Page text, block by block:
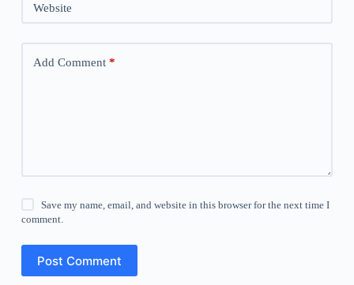
Website
Add Comment*
Save my name, email, and website in this browser for the next time I
comment.
Post Comment